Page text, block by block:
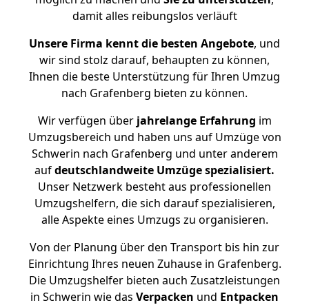
damit alles reibungslos verläuft
Unsere Firma kennt die besten Angebote, und
wir sind stolz darauf, behaupten zu können,
Ihnen die beste Unterstützung für Ihren Umzug
nach Grafenberg bieten zu können.
Wir verfügen überjahrelange Erfahrung im
Umzugsbereich und haben uns auf Umzüge von
Schwerin nach Grafenberg und unter anderem
aufdeutschlandweite Umzüge spezialisiert.
Unser Netzwerk besteht aus professionellen
Umzugshelfern, die sich darauf spezialisieren,
alle Aspekte eines Umzugs zu organisieren.
Von der Planung über den Transport bis hin zur
Einrichtung Ihres neuen Zuhause in Grafenberg.
Die Umzugshelfer bieten auch Zusatzleistungen
in Schwerin wie das Verpacken und Entpacken